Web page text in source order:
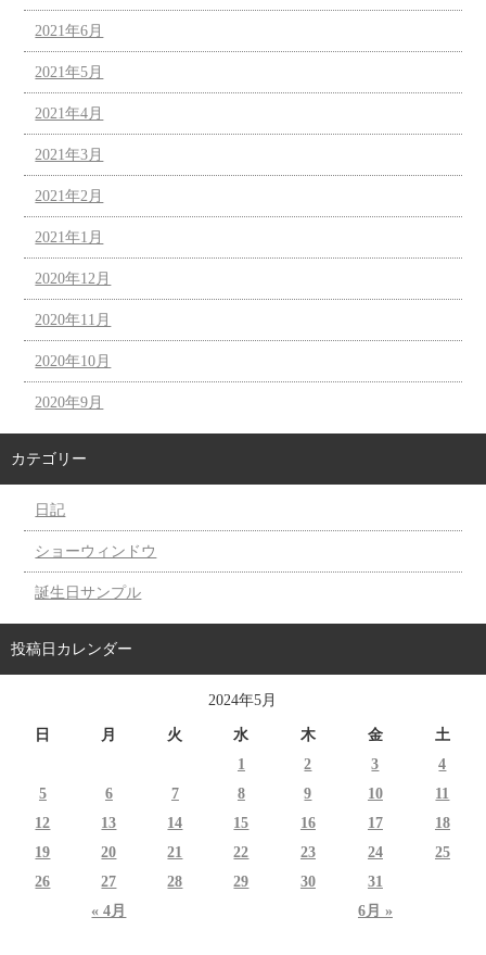
2021年6月
2021年5月
2021年4月
2021年3月
2021年2月
2021年1月
2020年12月
2020年11月
2020年10月
2020年9月
カテゴリー
日記
ショーウィンドウ
誕生日サンプル
投稿日カレンダー
2024年5月
日 月 火 水 木 金 土
« 4月 6月 »
1 2 3
4
5
6 7 8 9 10
11
12
13 14 15 16 17
18
19
20 21 22 23 24
25
26
27 28 29 30 31